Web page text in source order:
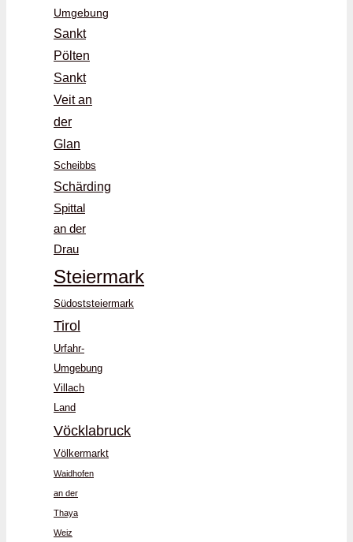
Umgebung
Sankt
Pölten
Sankt
Veit an
der
Glan
Scheibbs
Schärding
Spittal
an der
Drau
Steiermark
Südoststeiermark
Tirol
Urfahr-
Umgebung
Villach
Land
Vöcklabruck
Völkermarkt
Waidhofen
an der
Thaya
Weiz